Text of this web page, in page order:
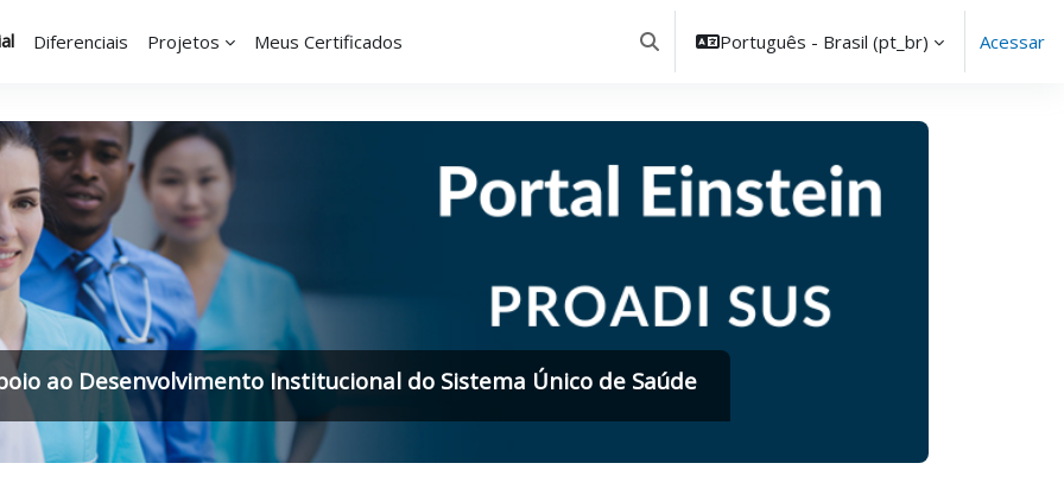
Diferenciais Projetos Meus Certificados Alternar entrada de pesquisa
Português - Brasil ‎(pt_br)‎ Acessar
ao Desenvolvimento Institucional do Sistema Único de Saúde